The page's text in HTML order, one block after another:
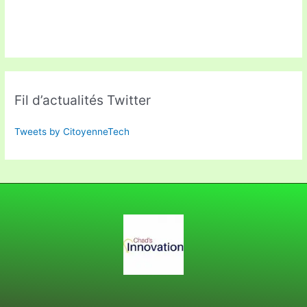
Fil d’actualités Twitter
Tweets by CitoyenneTech